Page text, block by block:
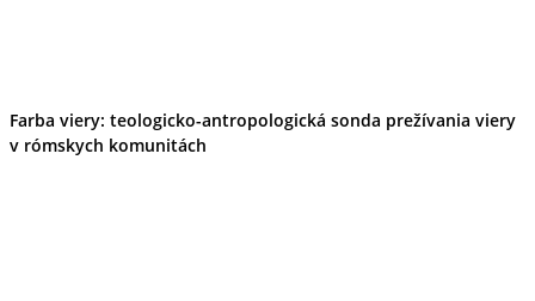
Farba viery: teologicko-antropologická sonda prežívania viery
v rómskych komunitách